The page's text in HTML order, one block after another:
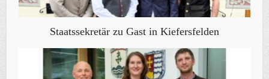
Staatssekretär zu Gast in Kiefersfelden